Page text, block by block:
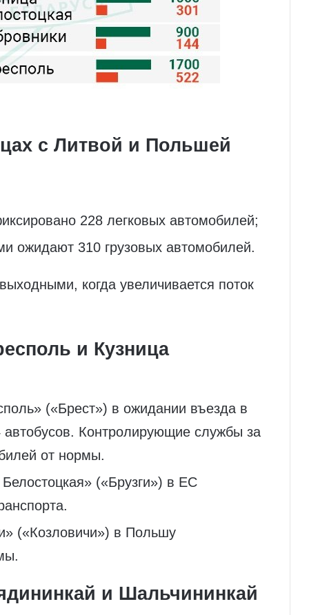
с Литвой и Польшей
228 легковых автомобилей;
ожидают 310 грузовых автомобилей.
когда увеличивается поток
и Кузница
(«Брест») в ожидании въезда в
Контролирующие службы за
от нормы.
(«Брузги») в ЕС
(«Козловичи») в Польшу
и Шальчининкай